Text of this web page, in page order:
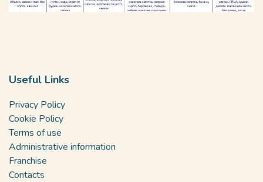
Useful Links
Privacy Policy
Cookie Policy
Terms of use
Administrative information
Franchise
Contacts